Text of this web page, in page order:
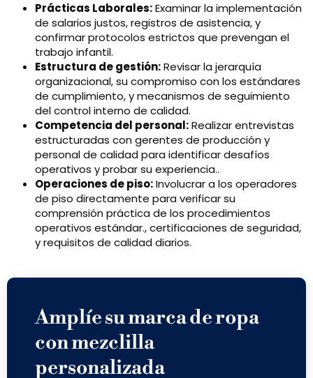
Prácticas Laborales:Examinar la implementación
de salarios justos, registros de asistencia, y
confirmar protocolos estrictos que prevengan el
trabajo infantil.
Estructura de gestión:Revisar la jerarquía
organizacional, su compromiso con los estándares
de cumplimiento, y mecanismos de seguimiento
del control interno de calidad.
Competencia del personal:Realizar entrevistas
estructuradas con gerentes de producción y
personal de calidad para identificar desafíos
operativos y probar su experiencia..
Operaciones de piso:Involucrar a los operadores
de piso directamente para verificar su
comprensión práctica de los procedimientos
operativos estándar., certificaciones de seguridad,
y requisitos de calidad diarios.
Amplíe su marca de ropa
con mezclilla
personalizada